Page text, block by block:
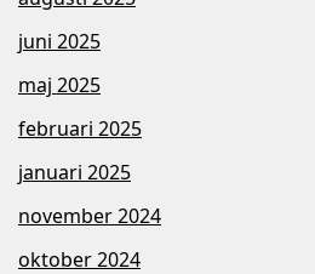
juni 2025
maj 2025
februari 2025
januari 2025
november 2024
oktober 2024